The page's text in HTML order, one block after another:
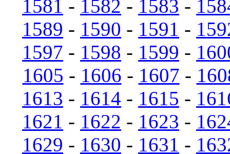
1581 - 1582 - 1583 -
1589 - 1590 - 1591 -
1597 - 1598 - 1599 -
1605 - 1606 - 1607 -
1613 - 1614 - 1615 -
1621 - 1622 - 1623 -
1629 - 1630 - 1631 -